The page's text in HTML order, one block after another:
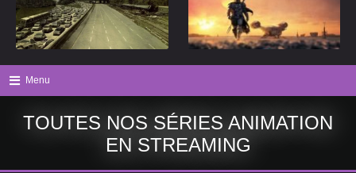
Menu
TOUTES NOS SÉRIES ANIMATION
EN STREAMING